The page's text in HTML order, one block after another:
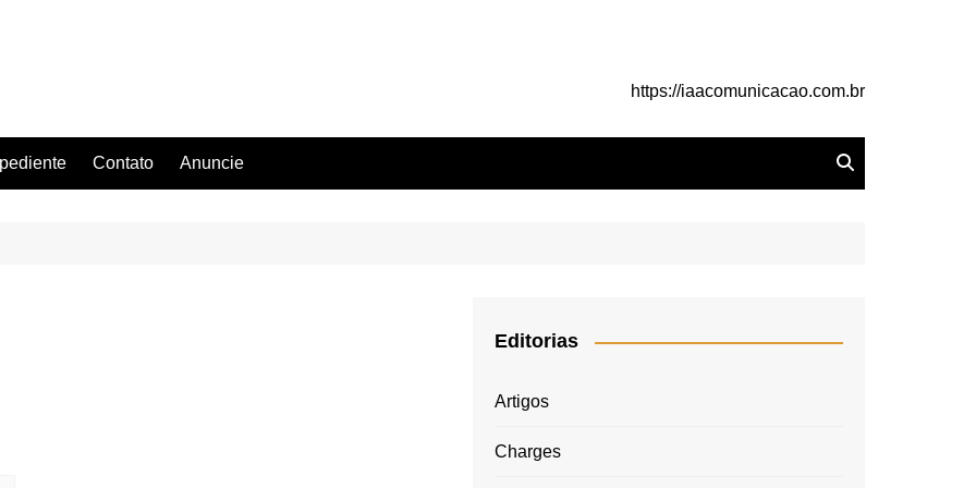
https://iaacomunicacao.com.br
Contato Anuncie
Editorias
Artigos
Charges